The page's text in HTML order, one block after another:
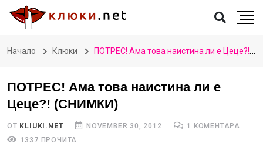
Начало Клюки ПОТРЕС! Ама това наистина ли е Цеце?! (СНИМКИ)
ПОТРЕС! Ама това наистина ли е
Цеце?! (СНИМКИ)
ОТ KLIUKI.NET NOVEMBER 30, 2012
1 КОМЕНТАРА
1337 ПРОЧИТА